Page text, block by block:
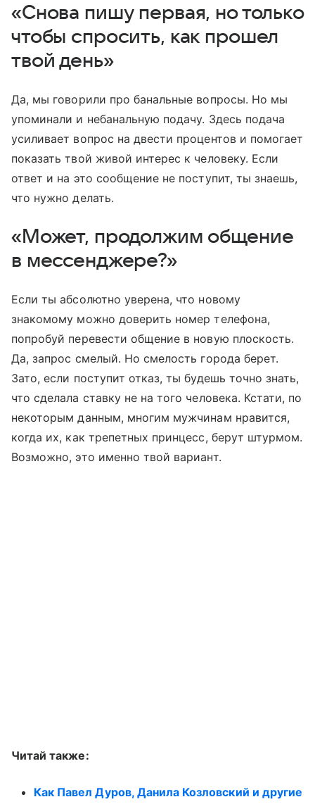
«Снова пишу первая, но только
чтобы спросить, как прошел
твой день»
Да, мы говорили про банальные вопросы. Но мы
упоминали и небанальную подачу. Здесь подача
усиливает вопрос на двести процентов и помогает
показать твой живой интерес к человеку. Если
ответ и на это сообщение не поступит, ты знаешь,
что нужно делать.
«Может, продолжим общение
в мессенджере?»
Если ты абсолютно уверена, что новому
знакомому можно доверить номер телефона,
попробуй перевести общение в новую плоскость.
Да, запрос смелый. Но смелость города берет.
Зато, если поступит отказ, ты будешь точно знать,
что сделала ставку не на того человека. Кстати, по
некоторым данным, многим мужчинам нравится,
когда их, как трепетных принцесс, берут штурмом.
Возможно, это именно твой вариант.
Читай также:
Как Павел Дуров, Данила Козловский и другие